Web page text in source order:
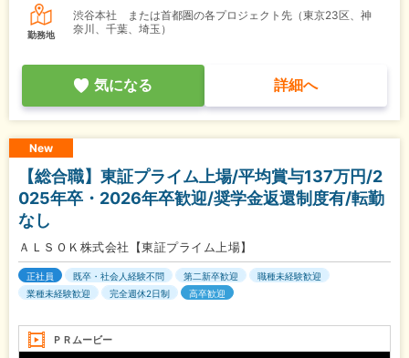
勤務地
渋谷本社 または首都圏の各プロジェクト先（東京23区、神
奈川、千葉、埼玉）
気になる 詳細へ
New
【総合職】東証プライム上場/平均賞与137万円/2
025年卒・2026年卒歓迎/奨学金返還制度有/転勤
なし
ＡＬＳＯＫ株式会社【東証プライム上場】
正社員 既卒・社会人経験不問 第二新卒歓迎
職種未経験歓迎
業種未経験歓迎
完全週休2日制 高卒歓迎
ＰＲムービー